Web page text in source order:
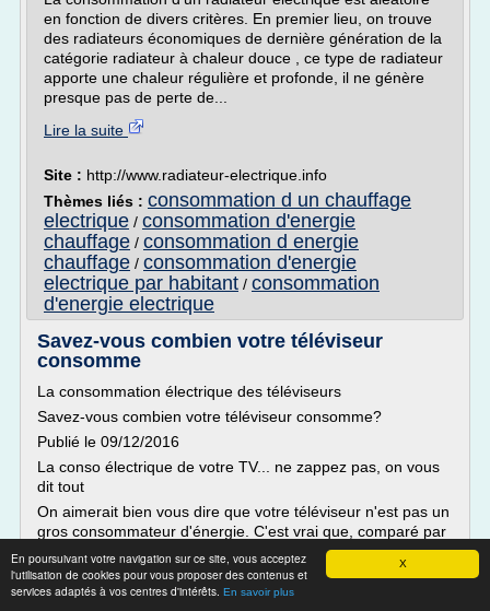
X
En poursuivant votre navigation sur ce site, vous acceptez
l'utilisation de cookies pour vous proposer des contenus et
services adaptés à vos centres d'intérêts. En savoir plus
en fonction de divers critères. En premier lieu, on trouve
des radiateurs économiques de dernière génération de la
catégorie radiateur à chaleur douce , ce type de radiateur
apporte une chaleur régulière et profonde, il ne génère
presque pas de perte de...
Lire la suite
Site : http://www.radiateur-electrique.info
Thèmes liés : consommation d un chauffage
electrique / consommation d'energie
chauffage / consommation d energie
chauffage / consommation d'energie
electrique par habitant / consommation
d'energie electrique
Savez-vous combien votre téléviseur
consomme
La consommation électrique des téléviseurs
Savez-vous combien votre téléviseur consomme?
Publié le 09/12/2016
La conso électrique de votre TV... ne zappez pas, on vous
dit tout
On aimerait bien vous dire que votre téléviseur n'est pas un
gros consommateur d'énergie. C'est vrai que, comparé par
exemple à un lave-linge ou un four classique (voir l'article "
estimez votre consommation...
Lire la suite